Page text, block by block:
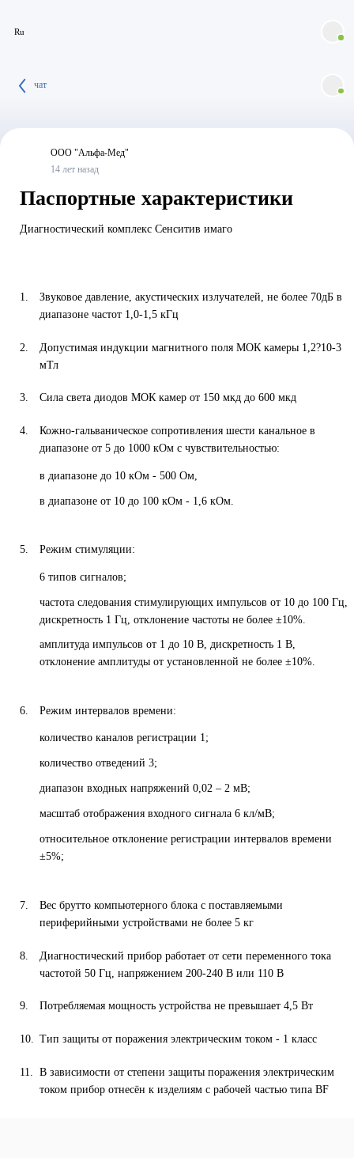
Ru
чат
ООО "Альфа-Мед"
14 лет назад
Паспортные характеристики
Диагностический комплекс Сенситив имаго
Звуковое давление, акустических излучателей, не более 70дБ в
диапазоне частот 1,0-1,5 кГц
Допустимая индукции магнитного поля МОК камеры 1,2?10-3
мТл
Сила света диодов МОК камер от 150 мкд до 600 мкд
Кожно-гальваническое сопротивления шести канальное в
диапазоне от 5 до 1000 кОм с чувствительностью:
в диапазоне до 10 кОм - 500 Ом,
в диапазоне от 10 до 100 кОм - 1,6 кОм.
Режим стимуляции:
6 типов сигналов;
частота следования стимулирующих импульсов от 10 до 100 Гц,
дискретность 1 Гц, отклонение частоты не более ±10%.
амплитуда импульсов от 1 до 10 В, дискретность 1 В,
отклонение амплитуды от установленной не более ±10%.
Режим интервалов времени:
количество каналов регистрации 1;
количество отведений 3;
диапазон входных напряжений 0,02 – 2 мВ;
масштаб отображения входного сигнала 6 кл/мВ;
относительное отклонение регистрации интервалов времени
±5%;
Вес брутто компьютерного блока с поставляемыми
периферийными устройствами не более 5 кг
Диагностический прибор работает от сети переменного тока
частотой 50 Гц, напряжением 200-240 В или 110 В
Потребляемая мощность устройства не превышает 4,5 Вт
Тип защиты от поражения электрическим током - 1 класс
В зависимости от степени защиты поражения электрическим
током прибор отнесён к изделиям с рабочей частью типа ВF